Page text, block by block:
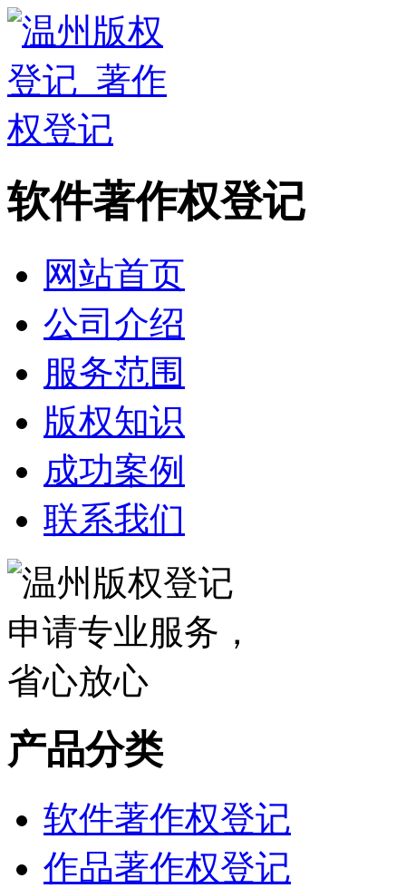
软件著作权登记
网站首页
公司介绍
服务范围
版权知识
成功案例
联系我们
产品分类
软件著作权登记
作品著作权登记